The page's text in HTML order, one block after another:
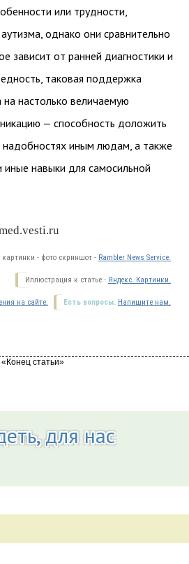
или трудности,
однако они сравнительно
зависит от ранней диагностики и
таковая поддержка
настолько величаемую
— способность доложить
иным людам, а также
навыки для самосильной
картинки - фото скриншот - Rambler News Service.
Иллюстрация к статье - Яндекс. Картинки.
Есть вопросы. Напишите нам.
на сайте.
для нас